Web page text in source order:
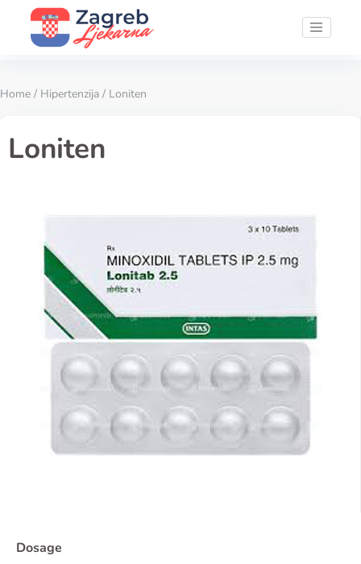
Home / Hipertenzija / Loniten
Loniten
Dosage